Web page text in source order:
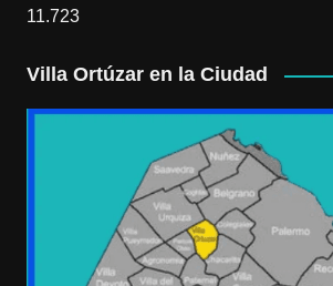
11.723
Villa Ortúzar en la Ciudad